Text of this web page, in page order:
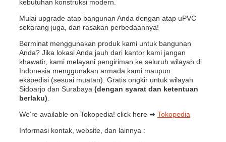
kebutuhan konstruksi modern.
Mulai upgrade atap bangunan Anda dengan atap uPVC
sekarang juga, dan rasakan perbedaannya!
Berminat menggunakan produk kami untuk bangunan
Anda? Jika lokasi Anda jauh dari kantor kami jangan
khawatir, kami melayani pengiriman ke seluruh wilayah di
Indonesia menggunakan armada kami maupun
ekspedisi (sesuai muatan). Gratis ongkir untuk wilayah
Sidoarjo dan Surabaya (dengan syarat dan ketentuan
berlaku)
We’re available on Tokopedia! click here ➡ Tokopedia
Informasi kontak, website, dan lainnya :